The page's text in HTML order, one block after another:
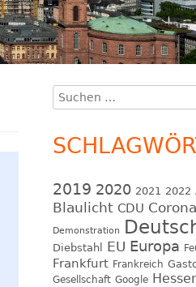
Haupt-
Seitenleiste
Suchen
nach:
2019 2020 2021 2022
Blaulicht CDU Corona
Demonstration
Diebstahl EU Europa
Frankfurt Frankreich
Gesellschaft Google